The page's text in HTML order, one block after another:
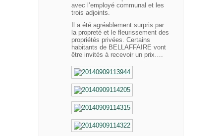
avec l’employé communal et les
trois adjoints.
Il a été agréablement surpris par
la propreté et le fleurissement des
propriétés privées. Certains
habitants de BELLAFFAIRE vont
être invités à recevoir un prix….